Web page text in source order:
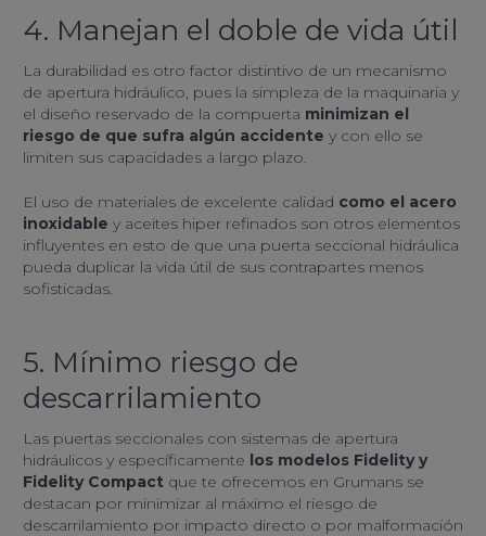
4. Manejan el doble de vida útil
La durabilidad es otro factor distintivo de un mecanismo
de apertura hidráulico, pues la simpleza de la maquinaria y
el diseño reservado de la compuerta minimizan el
riesgo de que sufra algún accidente y con ello se
limiten sus capacidades a largo plazo.
El uso de materiales de excelente calidad como el acero
inoxidable y aceites hiper refinados son otros elementos
influyentes en esto de que una puerta seccional hidráulica
pueda duplicar la vida útil de sus contrapartes menos
sofisticadas.
5. Mínimo riesgo de
descarrilamiento
Las puertas seccionales con sistemas de apertura
hidráulicos y específicamente los modelos Fidelity y
Fidelity Compact que te ofrecemos en Grumans se
destacan por minimizar al máximo el riesgo de
descarrilamiento por impacto directo o por malformación